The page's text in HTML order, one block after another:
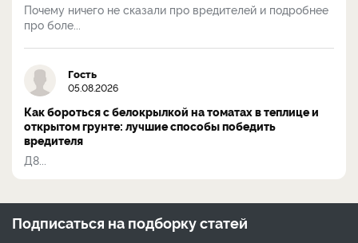
Почему ничего не сказали про вредителей и подробнее
про боле...
Гость
05.08.2026
Как бороться с белокрылкой на томатах в теплице и
открытом грунте: лучшие способы победить
вредителя
Д8...
Подписаться на подборку статей